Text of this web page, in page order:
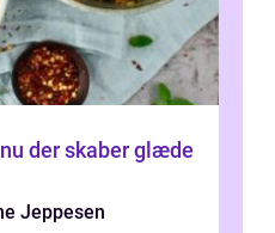
der skaber glæde
Jeppesen